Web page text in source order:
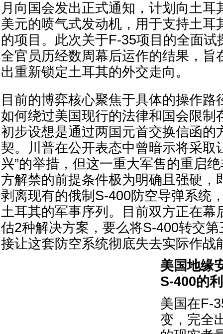
月向国会发出正式通知，计划向土耳
美元的喷气式发动机，用于支持土耳
的项目。此次关于F-35项目的全面试
全官员历经数周幕后运作的结果，旨
出重新锁定土耳其的外交走向。
目前的博弈核心聚焦于具体的操作路
如何绕过美国现行的法律和国会限制
初步设想是通过两国元首交换信函的
契。川普在公开表态中曾暗示将采取
兴”的举措，但这一重大军售的重启
方解禁的前提条件极为明确且强硬，
剥离现有的俄制S-400防空导弹系统
土耳其的军事序列。目前双方正在幕
估2种解决方案，要么将S-400转交
接让这套防空系统彻底失去实际作战
美国地缘
S-400的
美国在F-
变，完全